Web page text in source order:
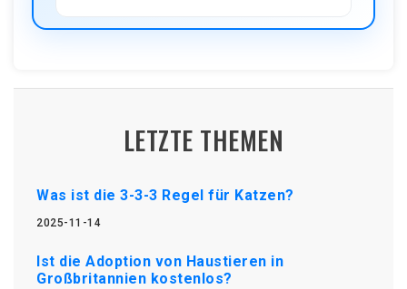
LETZTE THEMEN
Was ist die 3-3-3 Regel für Katzen?
2025-11-14
Ist die Adoption von Haustieren in
Großbritannien kostenlos?